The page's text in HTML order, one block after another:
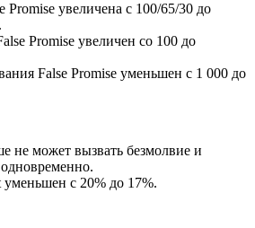
Promise увеличена с 100/65/30 до
Promise увеличен со 100 до
False Promise уменьшен с 1 000 до
не может вызвать безмолвие и
с 20% до 17%.